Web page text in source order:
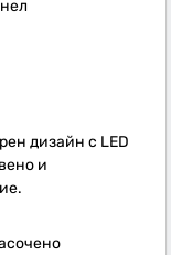
дизайн с LED
и